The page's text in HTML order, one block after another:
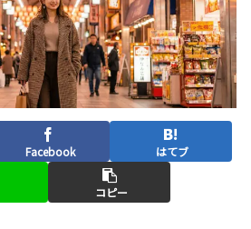
Facebook はてブ
コピー